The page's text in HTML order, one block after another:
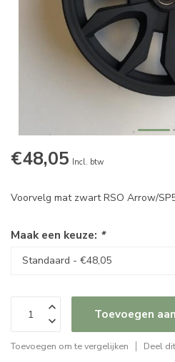
€48,05 Incl. btw
Voorvelg mat zwart RSO Arrow/
Maak een keuze: *
Toevoegen
Toevoegen om te vergelijken Deel